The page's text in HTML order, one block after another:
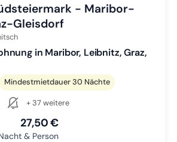
- Maribor-
Gleisdorf
in Maribor, Leibnitz, Graz,
Mindestmietdauer 30 Nächte
+ 37 weitere
27,50 €
& Person